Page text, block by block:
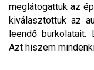
meglátogattuk az
kiválasztottuk az
leendő
Azt hiszem